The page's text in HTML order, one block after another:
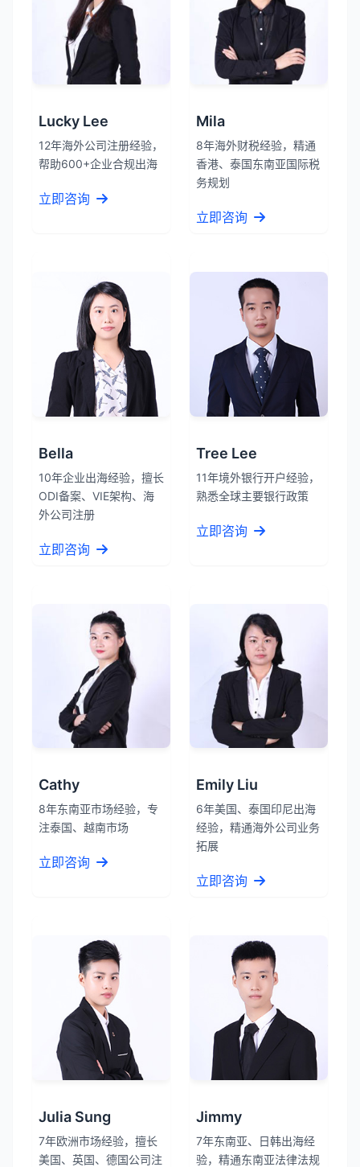
Lucky Lee
12年海外公司注册经验，
帮助600+企业合规出海
立即咨询
Mila
8年海外财税经验，精通
香港、泰国东南亚国际税
务规划
立即咨询
Bella
10年企业出海经验，擅长
ODI备案、VIE架构、海
外公司注册
立即咨询
Tree Lee
11年境外银行开户经验，
熟悉全球主要银行政策
立即咨询
Cathy
8年东南亚市场经验，专
注泰国、越南市场
立即咨询
Emily Liu
6年美国、泰国印尼出海
经验，精通海外公司业务
拓展
立即咨询
Julia Sung
7年欧洲市场经验，擅长
美国、英国、德国公司注
Jimmy
7年东南亚、日韩出海经
验，精通东南亚法律法规
张先生 ★★★★★
服务专业高效，一周就完成了泰国公司注